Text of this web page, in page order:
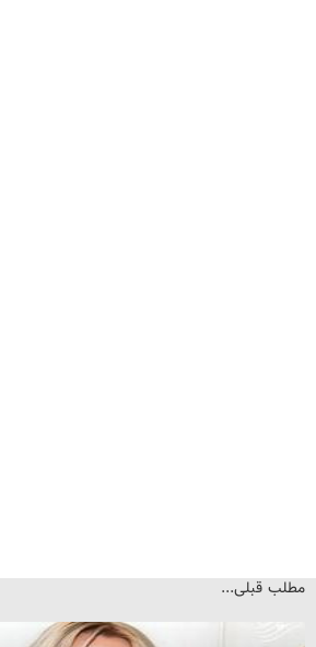
مطلب قبلی...